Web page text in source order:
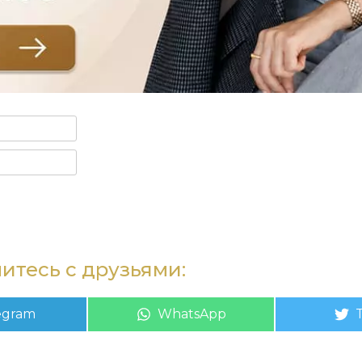
с друзьями:
Share
WhatsApp